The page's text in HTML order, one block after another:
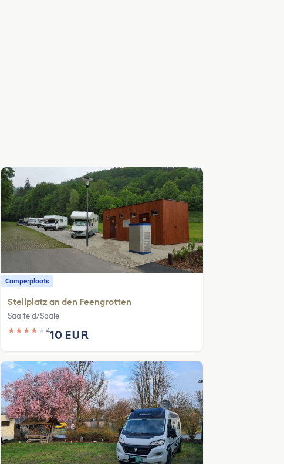
Camperplaats
Stellplatz an den Feengrotten
Saalfeld/Saale
★ ★ ★ ★ ★ 410 EUR